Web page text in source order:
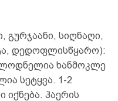
გურჯაანი, სიღნაღი,
დედოფლისწყარო):
ხანმოკლე
სეტყვა. 1-2
იქნება. ჰაერის